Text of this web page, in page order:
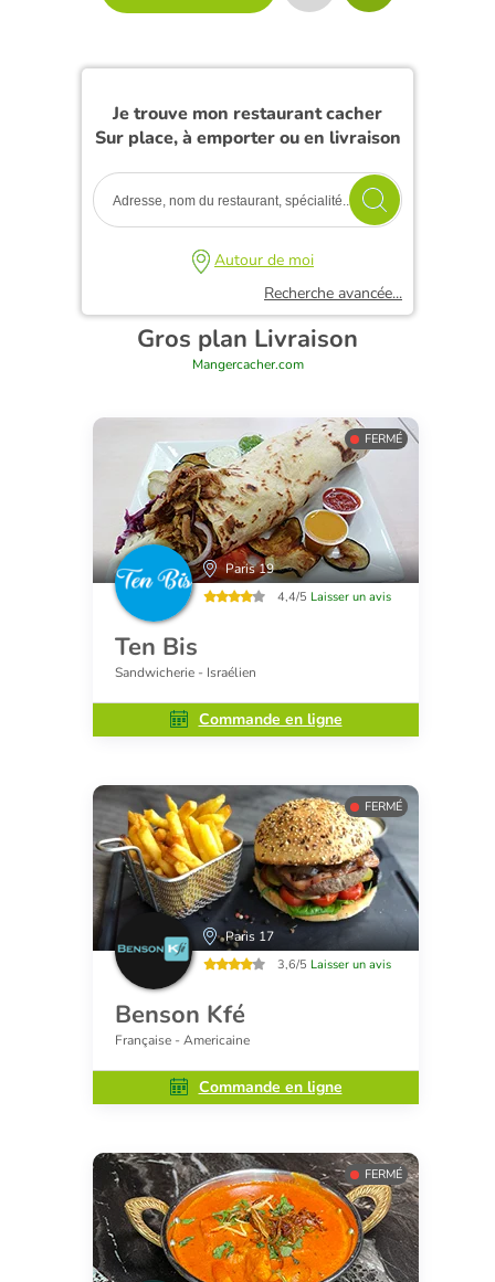
Je trouve mon restaurant cacher
Sur place, à emporter ou en livraison
Autour de moi
Recherche avancée...
Gros plan Livraison
Mangercacher.com
FERMÉ
Paris 19
4,4/5 Laisser un avis
Ten Bis
Sandwicherie - Israélien
Commande en ligne
FERMÉ
Paris 17
3,6/5 Laisser un avis
Benson Kfé
Française - Americaine
Commande en ligne
FERMÉ